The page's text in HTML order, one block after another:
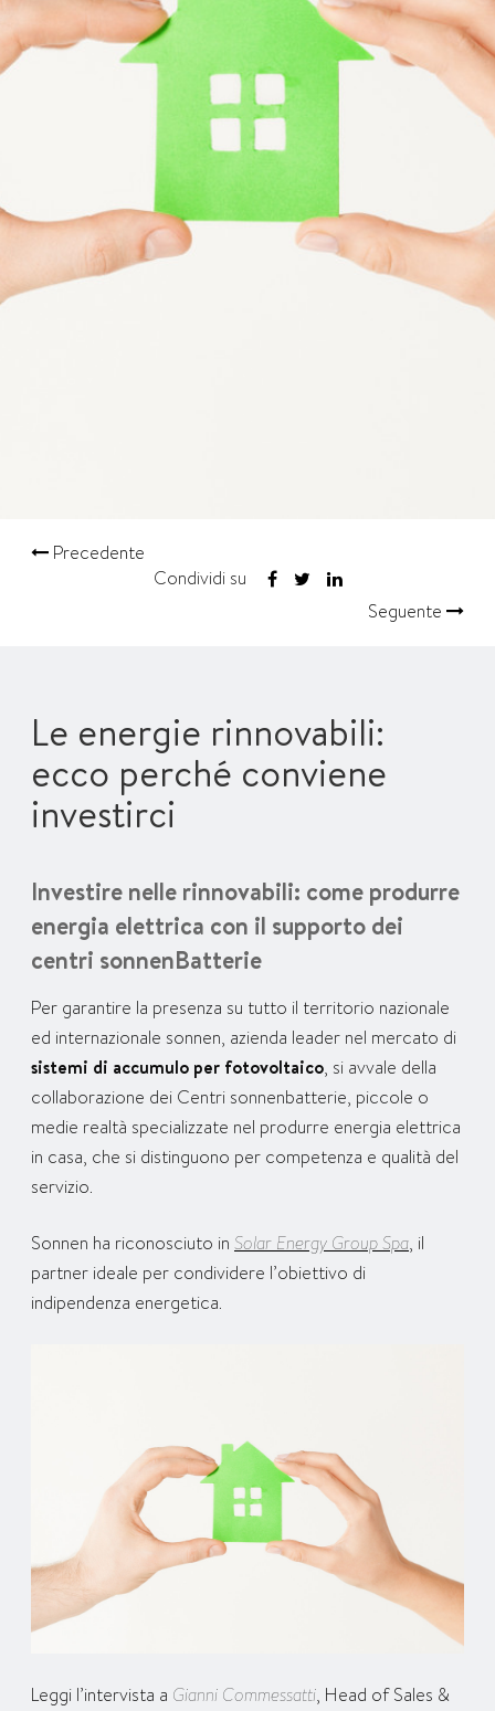
Precedente
Condividi su
Seguente
Le energie rinnovabili:
ecco perché conviene
investirci
Investire nelle rinnovabili: come produrre
energia elettrica con il supporto dei
centri sonnenBatterie
Per garantire la presenza su tutto il territorio nazionale
ed internazionale sonnen, azienda leader nel mercato di
sistemi di accumulo per fotovoltaico, si avvale della
collaborazione dei Centri sonnenbatterie, piccole o
medie realtà specializzate nel produrre energia elettrica
in casa, che si distinguono per competenza e qualità del
servizio.
Sonnen ha riconosciuto in Solar Energy Group Spa, il
partner ideale per condividere l’obiettivo di
indipendenza energetica.
Leggi l’intervista a Gianni Commessatti, Head of Sales &